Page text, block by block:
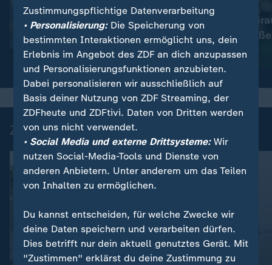
Wetter
So wird das Wetter
Video1:17
Nachrichten | heute
Immer mehr
müssen
Video1:33
Zuletzt auf ZDFheute veröffentlicht
Zustimmungspflichtige Datenverarbeitung
• Personalisierung:Die Speicherung von
bestimmten Interaktionen ermöglicht uns, dein
Erlebnis im Angebot des ZDF an dich anzupassen
und Personalisierungsfunktionen anzubieten.
Dabei personalisieren wir ausschließlich auf
Basis deiner Nutzung von ZDF Streaming, der
ZDFheute und ZDFtivi. Daten von Dritten werden
von uns nicht verwendet.
• Social Media und externe Drittsysteme:Wir
nutzen Social-Media-Tools und Dienste von
anderen Anbietern. Unter anderem um das Teilen
von Inhalten zu ermöglichen.
Du kannst entscheiden, für welche Zwecke wir
deine Daten speichern und verarbeiten dürfen.
Dies betrifft nur dein aktuell genutztes Gerät. Mit
"Zustimmen" erklärst du deine Zustimmung zu